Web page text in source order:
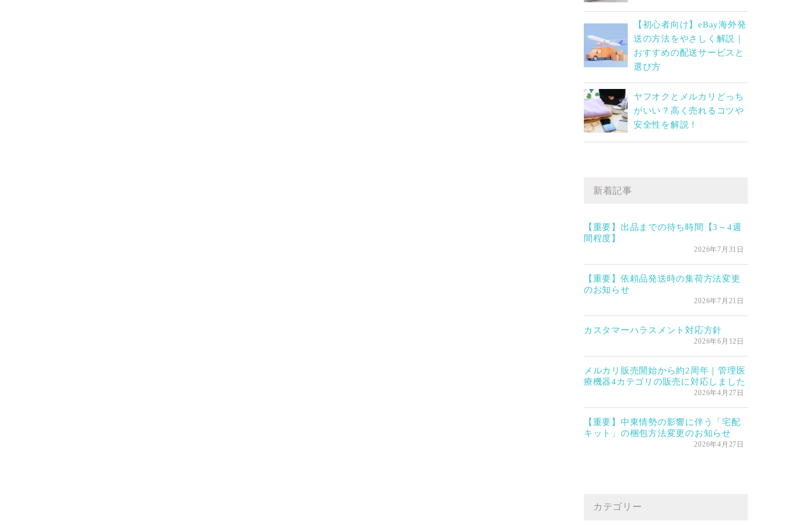
【初心者向け】eBay海外発
送の方法をやさしく解説｜
おすすめの配送サービスと
選び方
ヤフオクとメルカリどっち
がいい？高く売れるコツや
安全性を解説！
新着記事
【重要】出品までの待ち時間【3～4週
間程度】
2026年7月31日
【重要】依頼品発送時の集荷方法変更
のお知らせ
2026年7月21日
カスタマーハラスメント対応方針
2026年6月12日
メルカリ販売開始から約2周年｜管理医
療機器4カテゴリの販売に対応しました
2026年4月27日
【重要】中東情勢の影響に伴う「宅配
キット」の梱包方法変更のお知らせ
2026年4月27日
カテゴリー